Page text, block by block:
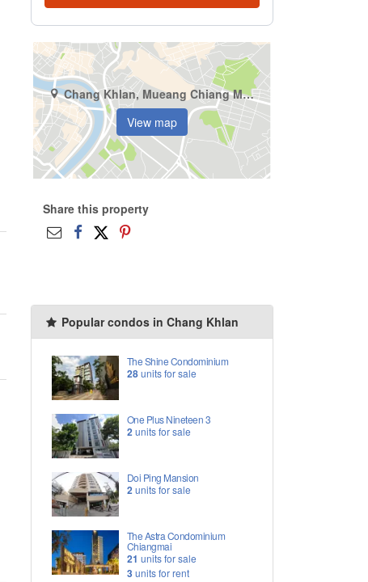
Chang Khlan, Mueang Chiang Mai, Chiang Mai
View map
Share this property
Popular condos in Chang Khlan
The Shine Condominium
28units for sale
One Plus Nineteen 3
2units for sale
Doi Ping Mansion
2units for sale
The Astra Condominium
Chiangmai
21 units for sale
3units for rent